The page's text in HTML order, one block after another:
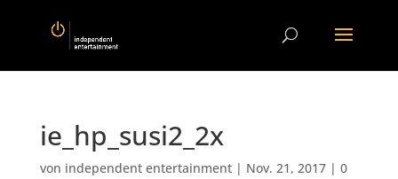
ie_hp_susi2_2x
von independent entertainment| Nov. 21, 2017| 0